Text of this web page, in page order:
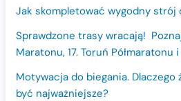
Jak skompletować wygodny strój
Sprawdzone trasy wracają!
Maratonu, 17. Toruń Półmaratonu
Motywacja do biegania.
być najważniejsze?